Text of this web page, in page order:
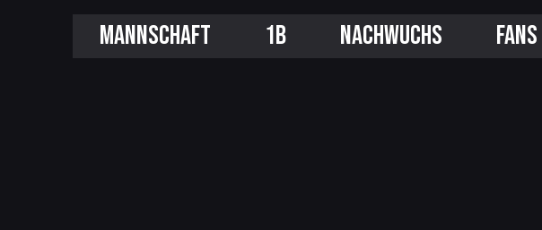
MANNSCHAFT 1B NACHWUCHS FANS